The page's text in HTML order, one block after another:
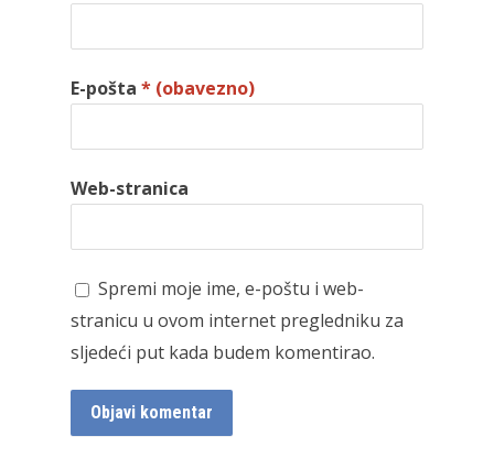
E-pošta * (obavezno)
Web-stranica
Spremi moje ime, e-poštu i web-
stranicu u ovom internet pregledniku za
sljedeći put kada budem komentirao.